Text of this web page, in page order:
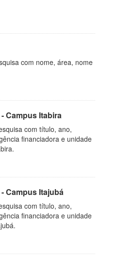
com nome, área, nome
Campus Itabira
com título, ano,
financiadora e unidade
Campus Itajubá
com título, ano,
financiadora e unidade